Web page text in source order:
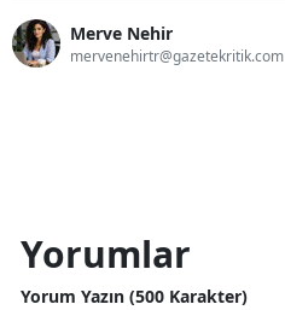
Merve Nehir
mervenehirtr@gazetekritik.com
Yorumlar
Yorum Yazın (500 Karakter)